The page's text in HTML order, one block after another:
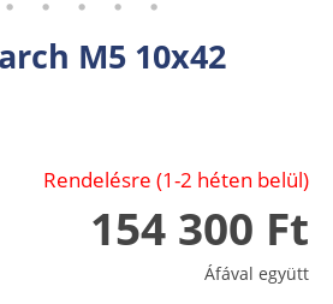
M5 10x42
Rendelésre (1-2 héten belül)
154 300 Ft
Áfával együtt